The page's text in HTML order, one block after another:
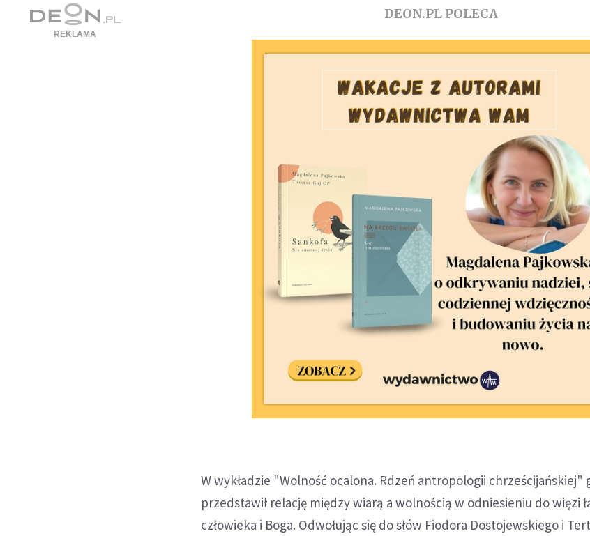
DEON.PL POLECA
W wykładzie "Wolność ocalona. Rdzeń antropologii chrześcijańskiej"
przedstawił relację między wiarą a wolnością w odniesieniu do więzi
człowieka i Boga. Odwołując się do słów Fiodora Dostojewskiego i